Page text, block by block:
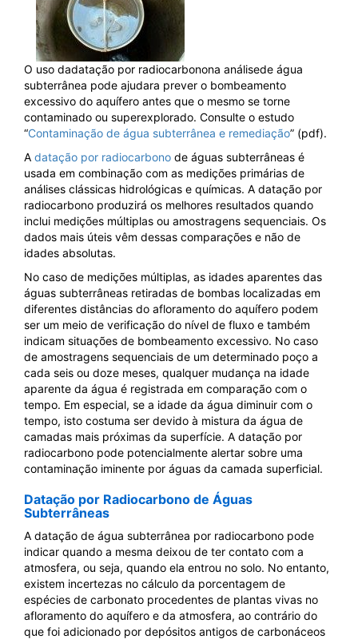
O uso dadatação por radiocarbonona análisede água
subterrânea pode ajudara prever o bombeamento
excessivo do aquífero antes que o mesmo se torne
contaminado ou superexplorado. Consulte o estudo
“Contaminação de água subterrânea e remediação” (pdf).
A datação por radiocarbono de águas subterrâneas é
usada em combinação com as medições primárias de
análises clássicas hidrológicas e químicas. A datação por
radiocarbono produzirá os melhores resultados quando
inclui medições múltiplas ou amostragens sequenciais. Os
dados mais úteis vêm dessas comparações e não de
idades absolutas.
No caso de medições múltiplas, as idades aparentes das
águas subterrâneas retiradas de bombas localizadas em
diferentes distâncias do afloramento do aquífero podem
ser um meio de verificação do nível de fluxo e também
indicam situações de bombeamento excessivo. No caso
de amostragens sequenciais de um determinado poço a
cada seis ou doze meses, qualquer mudança na idade
aparente da água é registrada em comparação com o
tempo. Em especial, se a idade da água diminuir com o
tempo, isto costuma ser devido à mistura da água de
camadas mais próximas da superfície. A datação por
radiocarbono pode potencialmente alertar sobre uma
contaminação iminente por águas da camada superficial.
Datação por Radiocarbono de Águas
Subterrâneas
A datação de água subterrânea por radiocarbono pode
indicar quando a mesma deixou de ter contato com a
atmosfera, ou seja, quando ela entrou no solo. No entanto,
existem incertezas no cálculo da porcentagem de
espécies de carbonato procedentes de plantas vivas no
afloramento do aquífero e da atmosfera, ao contrário do
que foi adicionado por depósitos antigos de carbonáceos